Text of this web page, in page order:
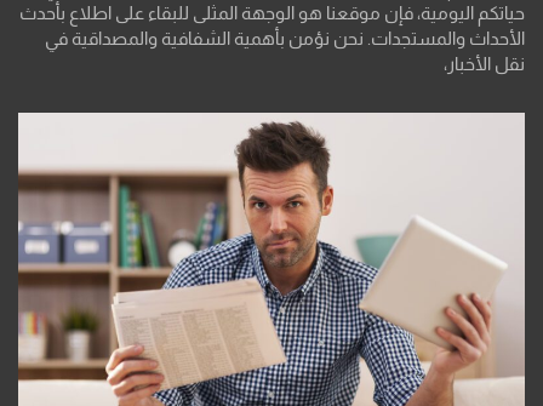
حياتكم اليومية، فإن موقعنا هو الوجهة المثلى للبقاء على اطلاع بأحدث
الأحداث والمستجدات. نحن نؤمن بأهمية الشفافية والمصداقية في
نقل الأخبار،